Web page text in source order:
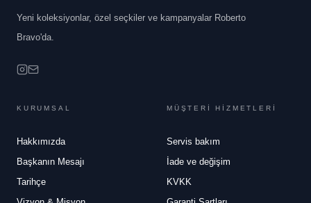
Yeni koleksiyonlar, özel seçkiler ve kampanyalar Roberto
Bravo'da.
KURUMSAL
Hakkımızda
Başkanın Mesajı
Tarihçe
MÜŞTERİ HİZMETLERİ
Servis bakım
İade ve değişim
KVKK